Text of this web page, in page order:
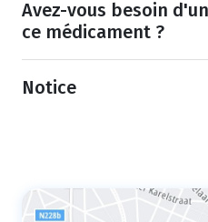
Avez-vous besoin
ce médicament ?
Notice